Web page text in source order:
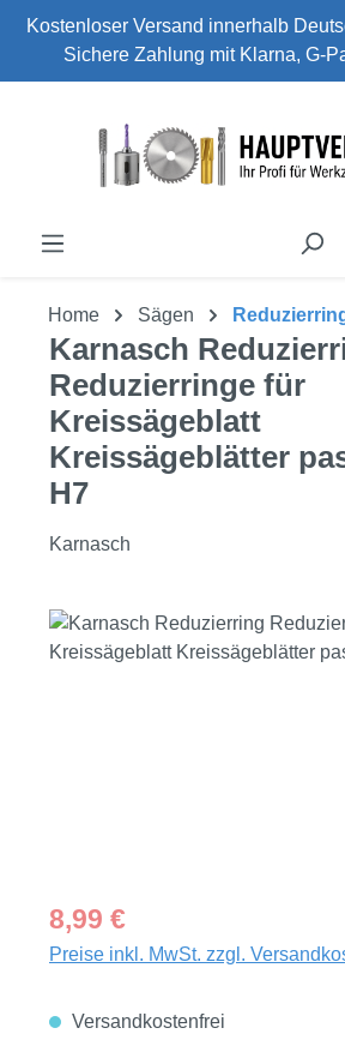
Zum Hauptinhalt springen
Kostenloser Versand innerhalb
Sichere Zahlung mit Klarna, G-
Home Sägen
Karnasch
Reduzierringe für
Kreissägeblatt
Kreissägeblätter
H7
Karnasch
Bildergalerie überspringen
Regulärer Preis:
8,99 €
Preise inkl. MwSt. zzgl.
Versandkostenfrei